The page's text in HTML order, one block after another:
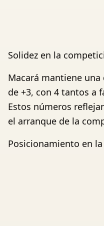
Solidez en la
Macará mantiene
de +3, con 4 tantos a
Estos números
el arranque de la
Posicionamiento en